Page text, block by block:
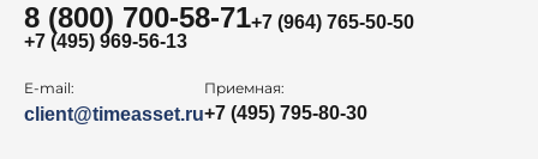
8 (800) 700-58-71+7 (964) 765-50-50
+7 (495) 969-56-13
E-mail:
client@timeasset.ru
Приемная:
+7 (495) 795-80-30